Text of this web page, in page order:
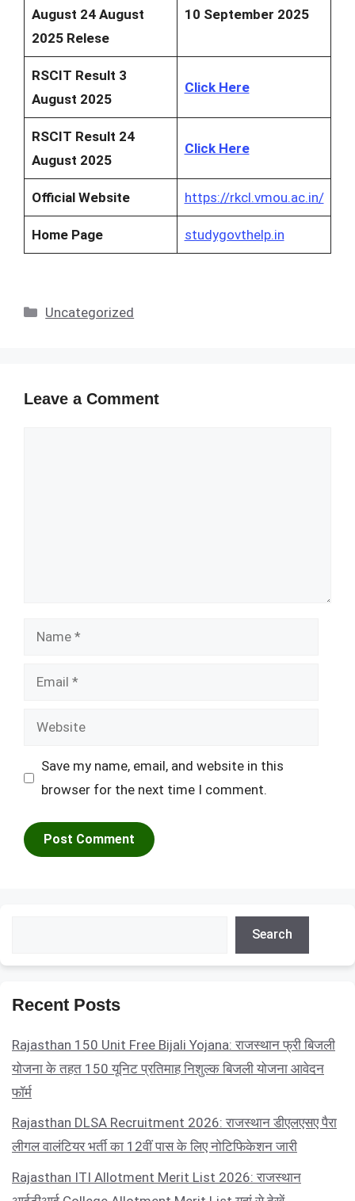
August 24 August
2025 Relese
10 September 2025
RSCIT Result 3
August 2025
Click Here
RSCIT Result 24
August 2025
Click Here
Official Website https://rkcl.vmou.ac.in/
Home Page studygovthelp.in
Categories
Uncategorized
Leave a Comment
Name
Email
Website
Save my name, email, and website in this
browser for the next time I comment.
Search
Recent Posts
Rajasthan 150 Unit Free Bijali Yojana: राजस्थान फ्री बिजली
योजना के तहत 150 यूनिट प्रतिमाह निशुल्क बिजली योजना आवेदन
फॉर्म
Rajasthan DLSA Recruitment 2026: राजस्थान डीएलएसए पैरा
लीगल वालंटियर भर्ती का 12वीं पास के लिए नोटिफिकेशन जारी
Rajasthan ITI Allotment Merit List 2026: राजस्थान